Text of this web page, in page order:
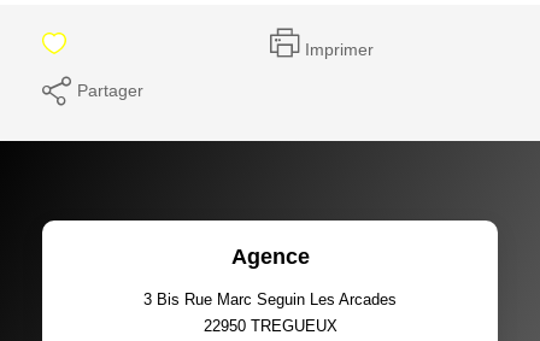
Imprimer
Partager
Agence
3 Bis Rue Marc Seguin Les Arcades
22950 TREGUEUX